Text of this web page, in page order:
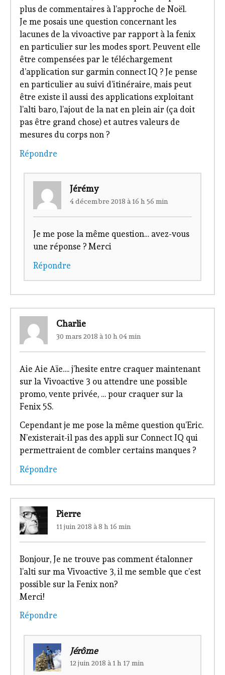
plus de commentaires à l’approche de Noël.
Je me posais une question concernant les
lacunes de la vivoactive par rapport à la fenix
en particulier sur les modes sport. Peuvent elle
être compensées par le téléchargement
d’application sur garmin connect IQ ? Je pense
en particulier au suivi d’itinéraire, mais peut
être existe il aussi des applications exploitant
l’alti baro, l’ajout de la nat en plein air (ça doit
pas être grand chose) et autres valeurs de
mesures du corps non ?
Répondre
Jérémy
4 décembre 2018 à 16 h 56 min
Je me pose la même question… avez-vous
une réponse ? Merci
Répondre
Charlie
30 mars 2018 à 10 h 04 min
Aie Aie Aïe…. j’hesite entre craquer maintenant
sur la Vivoactive 3 ou attendre une possible
promo, vente privée, … pour craquer sur la
Fenix 5S.
Cependant je me pose la même question qu’Eric.
N’existerait-il pas des appli sur Connect IQ qui
permettraient de combler certains manques ?
Répondre
Pierre
11 juin 2018 à 8 h 16 min
Bonjour, Je ne trouve pas comment étalonner
l’alti sur ma Vivoactive 3, il me semble que c’est
possible sur la Fenix non?
Merci!
Répondre
Jérôme
12 juin 2018 à 1 h 17 min